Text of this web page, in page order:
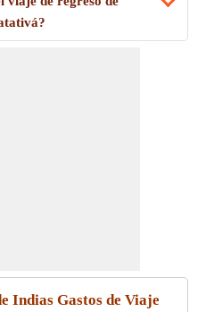
Indias Gastos de Viaje